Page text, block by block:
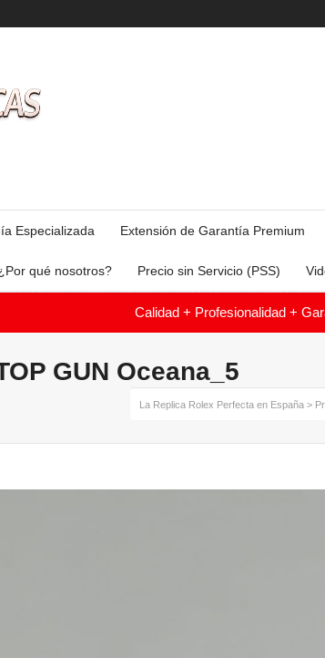
Especializada Extensión de Garantía Premium
qué nosotros? Precio sin Servicio (PSS)
Calidad + Profesionalidad +
GUN Oceana_5
La Replica Rolex Perfecta en España >